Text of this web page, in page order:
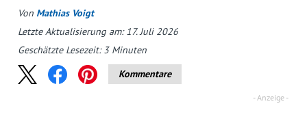
Von Mathias Voigt
Letzte Aktualisierung am: 17. Juli 2026
Geschätzte Lesezeit:3 Minuten
Kommentare